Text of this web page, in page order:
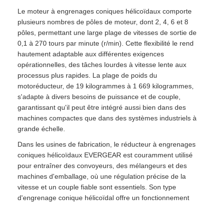
Le moteur à engrenages coniques hélicoïdaux comporte
plusieurs nombres de pôles de moteur, dont 2, 4, 6 et 8
pôles, permettant une large plage de vitesses de sortie de
0,1 à 270 tours par minute (r/min). Cette flexibilité le rend
hautement adaptable aux différentes exigences
opérationnelles, des tâches lourdes à vitesse lente aux
processus plus rapides. La plage de poids du
motoréducteur, de 19 kilogrammes à 1 669 kilogrammes,
s'adapte à divers besoins de puissance et de couple,
garantissant qu'il peut être intégré aussi bien dans des
machines compactes que dans des systèmes industriels à
grande échelle.
Dans les usines de fabrication, le réducteur à engrenages
coniques hélicoïdaux EVERGEAR est couramment utilisé
pour entraîner des convoyeurs, des mélangeurs et des
machines d'emballage, où une régulation précise de la
vitesse et un couple fiable sont essentiels. Son type
d'engrenage conique hélicoïdal offre un fonctionnement